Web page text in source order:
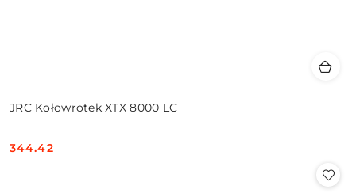
JRC Kołowrotek XTX 8000 LC
Cena:
344.42